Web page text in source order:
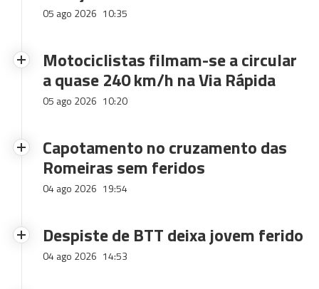
05 ago 2026 10:35
Motociclistas filmam-se a circular
a quase 240 km/h na Via Rápida
05 ago 2026 10:20
Capotamento no cruzamento das
Romeiras sem feridos
04 ago 2026 19:54
Despiste de BTT deixa jovem ferido
04 ago 2026 14:53